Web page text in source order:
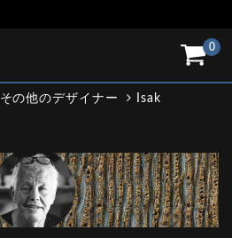
0
その他のデザイナー
Isak